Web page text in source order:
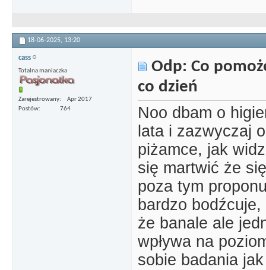
18-06-2025, 13:20
cass
Totalna maniaczka
Zarejestrowany
Apr 2017
Postów
764
Odp: Co
co dzień
Noo dbam o
lata i zazwyczaj
piżamce, jak
się martwić że
poza tym
bardzo
że banale ale
wpływa na
sobie badania jak